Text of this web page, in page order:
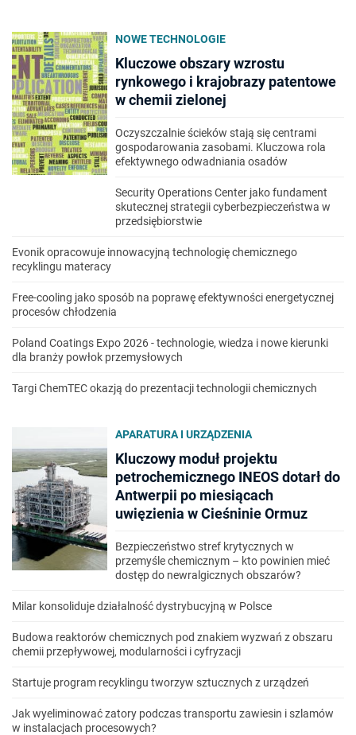
NOWE TECHNOLOGIE
Kluczowe obszary wzrostu
rynkowego i krajobrazy patentowe
w chemii zielonej
Oczyszczalnie ścieków stają się centrami
gospodarowania zasobami. Kluczowa rola
efektywnego odwadniania osadów
Security Operations Center jako fundament
skutecznej strategii cyberbezpieczeństwa w
przedsiębiorstwie
Evonik opracowuje innowacyjną technologię chemicznego
recyklingu materacy
Free-cooling jako sposób na poprawę efektywności energetycznej
procesów chłodzenia
Poland Coatings Expo 2026 - technologie, wiedza i nowe kierunki
dla branży powłok przemysłowych
Targi ChemTEC okazją do prezentacji technologii chemicznych
APARATURA I URZĄDZENIA
Kluczowy moduł projektu
petrochemicznego INEOS dotarł do
Antwerpii po miesiącach
uwięzienia w Cieśninie Ormuz
Bezpieczeństwo stref krytycznych w
przemyśle chemicznym – kto powinien mieć
dostęp do newralgicznych obszarów?
Milar konsoliduje działalność dystrybucyjną w Polsce
Budowa reaktorów chemicznych pod znakiem wyzwań z obszaru
chemii przepływowej, modularności i cyfryzacji
Startuje program recyklingu tworzyw sztucznych z urządzeń
Jak wyeliminować zatory podczas transportu zawiesin i szlamów
w instalacjach procesowych?